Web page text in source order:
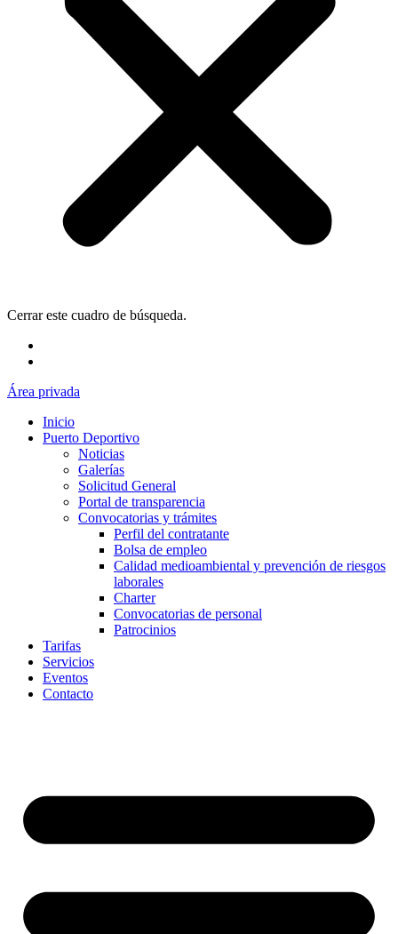
Cerrar este cuadro de búsqueda.
Área privada
Inicio
Puerto Deportivo
Noticias
Galerías
Solicitud General
Portal de transparencia
Convocatorias y trámites
Perfil del contratante
Bolsa de empleo
Calidad medioambiental y prevención de riesgos
laborales
Charter
Convocatorias de personal
Patrocinios
Tarifas
Servicios
Eventos
Contacto